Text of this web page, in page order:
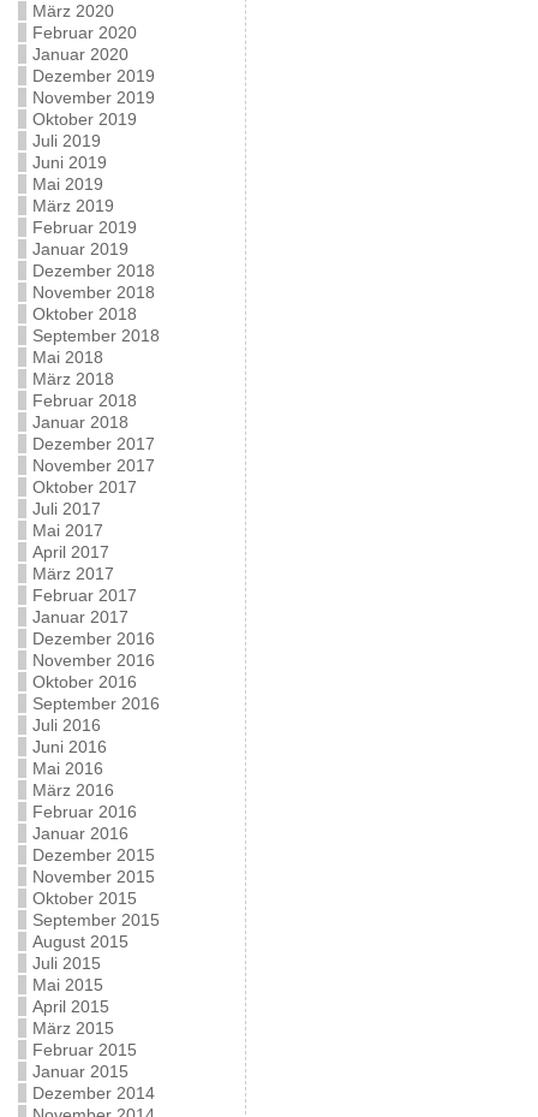
März 2020
Februar 2020
Januar 2020
Dezember 2019
November 2019
Oktober 2019
Juli 2019
Juni 2019
Mai 2019
März 2019
Februar 2019
Januar 2019
Dezember 2018
November 2018
Oktober 2018
September 2018
Mai 2018
März 2018
Februar 2018
Januar 2018
Dezember 2017
November 2017
Oktober 2017
Juli 2017
Mai 2017
April 2017
März 2017
Februar 2017
Januar 2017
Dezember 2016
November 2016
Oktober 2016
September 2016
Juli 2016
Juni 2016
Mai 2016
März 2016
Februar 2016
Januar 2016
Dezember 2015
November 2015
Oktober 2015
September 2015
August 2015
Juli 2015
Mai 2015
April 2015
März 2015
Februar 2015
Januar 2015
Dezember 2014